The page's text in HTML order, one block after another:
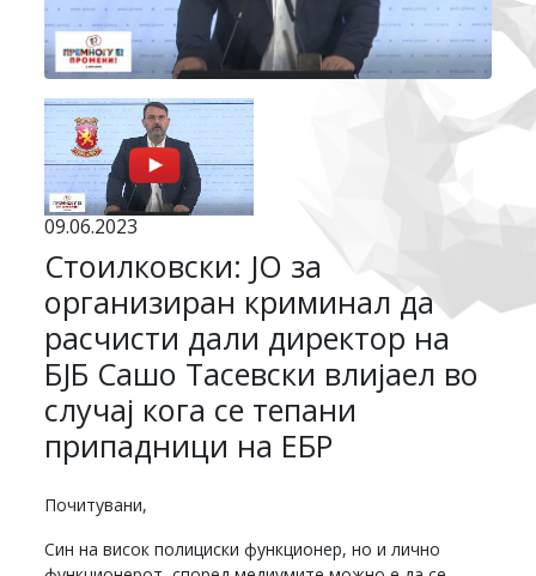
09.06.2023
Стоилковски: ЈО за
организиран криминал да
расчисти дали директор на
БЈБ Сашо Тасевски влијаел во
случај кога се тепани
припадници на ЕБР
Почитувани,
Син на висок полициски функционер, но и лично